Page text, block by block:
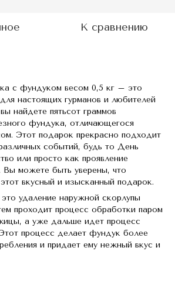
К сравнению
с фундуком весом 0,5 кг – это
настоящих гурманов и любителей
найдете пятьсот граммов
фундука, отличающегося
Этот подарок прекрасно подходит
событий, будь то День
или просто как проявление
Вы можете быть уверены, что
вкусный и изысканный подарок.
удаление наружной скорлупы
проходит процесс обработки паром
а уже дальше идет процесс
процесс делает фундук более
и придает ему нежный вкус и